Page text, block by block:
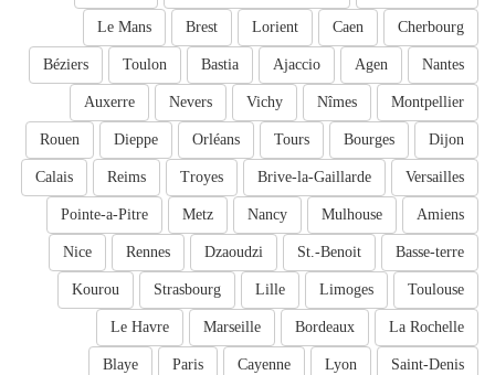
Cherbourg
Caen
Lorient
Brest
Le Mans
Nantes
Agen
Ajaccio
Bastia
Toulon
Béziers
Montpellier
Nîmes
Vichy
Nevers
Auxerre
Dijon
Bourges
Tours
Orléans
Dieppe
Rouen
Versailles
Brive-la-Gaillarde
Troyes
Reims
Calais
Amiens
Mulhouse
Nancy
Metz
Pointe-a-Pitre
Basse-terre
St.-Benoit
Dzaoudzi
Rennes
Nice
Toulouse
Limoges
Lille
Strasbourg
Kourou
La Rochelle
Bordeaux
Marseille
Le Havre
Saint-Denis
Lyon
Cayenne
Paris
Blaye